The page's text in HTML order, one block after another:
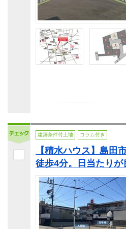
建築条件付土地 コラム付き
【積水ハウス】島田
徒歩4分。日当たり